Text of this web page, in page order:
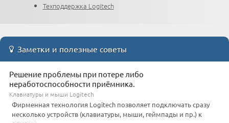
Техподдержка Logitech
Заметки и полезные советы
Решение проблемы при потере либо
неработоспособности приёмника.
Клавиатуры и мыши Logitech
Фирменная технология Logitech позволяет подключать сразу
несколько устройств (клавиатуры, мыши, геймпады и пр.) к